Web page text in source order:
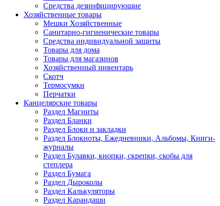
Средства дезинфицирующие
Хозяйственные товары
Мешки Хозяйственные
Санитарно-гигиенические товары
Средства индивидуальной защиты
Товары для дома
Товары для магазинов
Хозяйственный инвентарь
Скотч
Термосумки
Перчатки
Канцелярские товары
Раздел Магниты
Раздел Бланки
Раздел Блоки и закладки
Раздел Блокноты, Ежедневники, Альбомы, Книги-
журналы
Раздел Булавки, кнопки, скрепки, скобы для
степлера
Раздел Бумага
Раздел Дыроколы
Раздел Калькуляторы
Раздел Карандаши